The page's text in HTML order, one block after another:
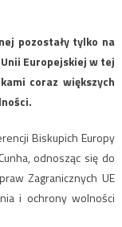
pozostały tylko na
Europejskiej w tej
coraz większych
Biskupich Europy
odnosząc się do
Zagranicznych UE
i ochrony wolności